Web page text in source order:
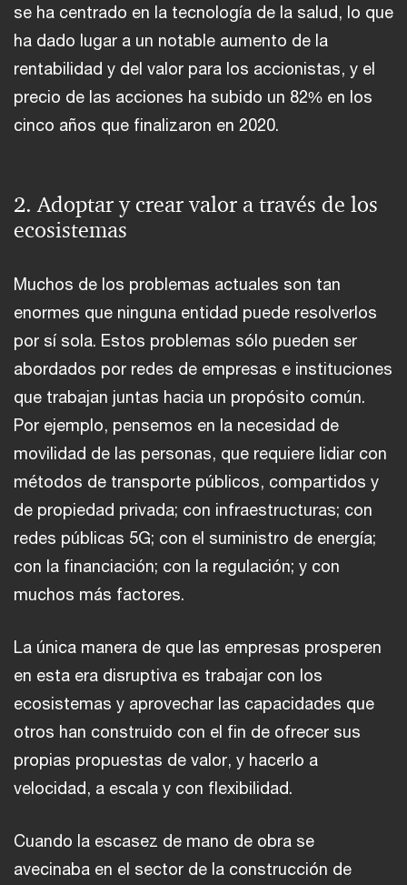
se ha centrado en la tecnología de la salud, lo que
ha dado lugar a un notable aumento de la
rentabilidad y del valor para los accionistas, y el
precio de las acciones ha subido un 82% en los
cinco años que finalizaron en 2020.
2. Adoptar y crear valor a través de los
ecosistemas
Muchos de los problemas actuales son tan
enormes que ninguna entidad puede resolverlos
por sí sola. Estos problemas sólo pueden ser
abordados por redes de empresas e instituciones
que trabajan juntas hacia un propósito común.
Por ejemplo, pensemos en la necesidad de
movilidad de las personas, que requiere lidiar con
métodos de transporte públicos, compartidos y
de propiedad privada; con infraestructuras; con
redes públicas 5G; con el suministro de energía;
con la financiación; con la regulación; y con
muchos más factores.
La única manera de que las empresas prosperen
en esta era disruptiva es trabajar con los
ecosistemas y aprovechar las capacidades que
otros han construido con el fin de ofrecer sus
propias propuestas de valor, y hacerlo a
velocidad, a escala y con flexibilidad.
Cuando la escasez de mano de obra se
avecinaba en el sector de la construcción de